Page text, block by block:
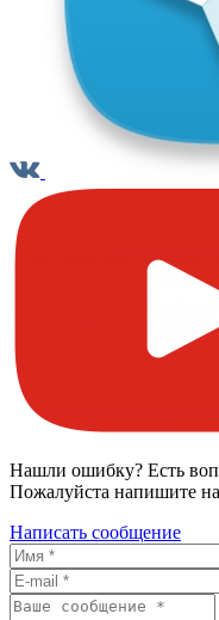
Нашли ошибку? Есть
Пожалуйста напишите
Написать сообщение